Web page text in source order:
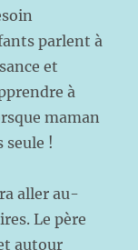
parlent à
et
à
maman
seule !
aller au-
Le père
autour